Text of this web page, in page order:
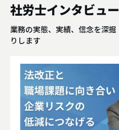
社労士インタビュー
業務の実態、実績、信念を深掘
りします